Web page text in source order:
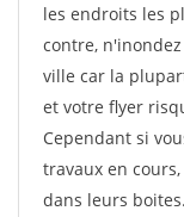
les endroits les
contre,
ville car la
et votre flyer
Cependant si
travaux en
dans leurs boites.